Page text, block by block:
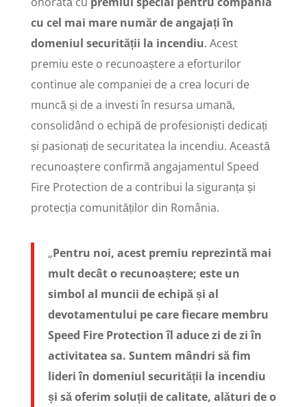
cu cel mai mare număr de angajați în
domeniul securității la incendiu. Acest
premiu este o recunoaștere a eforturilor
continue ale companiei de a crea locuri de
muncă și de a investi în resursa umană,
consolidând o echipă de profesioniști dedicați
și pasionați de securitatea la incendiu. Această
recunoaștere confirmă angajamentul Speed
Fire Protection de a contribui la siguranța și
protecția comunităților din România.
„Pentru noi, acest premiu reprezintă mai
mult decât o recunoaștere; este un
simbol al muncii de echipă și al
devotamentului pe care fiecare membru
Speed Fire Protection îl aduce zi de zi în
activitatea sa. Suntem mândri să fim
lideri în domeniul securității la incendiu
și să oferim soluții de calitate, alături de o